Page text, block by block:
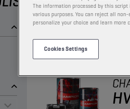
The information processed by this
various purposes. You can reject all
personalize your choice and learn more
Cookies Settings